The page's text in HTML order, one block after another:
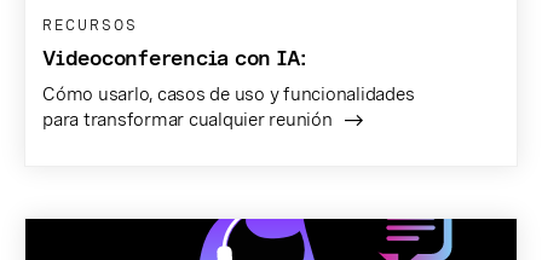
RECURSOS
Videoconferencia con IA:
Cómo usarlo, casos de uso y funcionalidades
para transformar cualquier reunión